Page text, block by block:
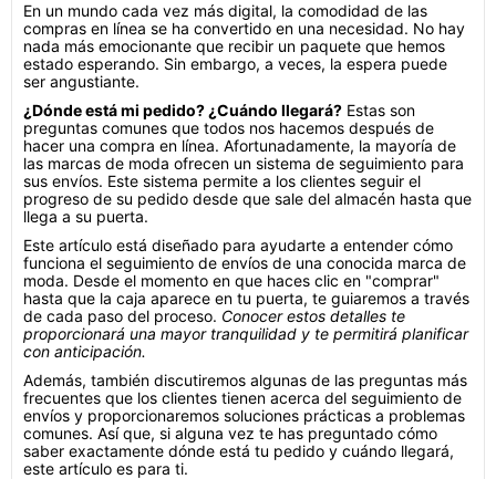
En un mundo cada vez más digital, la comodidad de las
compras en línea se ha convertido en una necesidad. No hay
nada más emocionante que recibir un paquete que hemos
estado esperando. Sin embargo, a veces, la espera puede
ser angustiante.
¿Dónde está mi pedido? ¿Cuándo llegará? Estas son
preguntas comunes que todos nos hacemos después de
hacer una compra en línea. Afortunadamente, la mayoría de
las marcas de moda ofrecen un sistema de seguimiento para
sus envíos. Este sistema permite a los clientes seguir el
progreso de su pedido desde que sale del almacén hasta que
llega a su puerta.
Este artículo está diseñado para ayudarte a entender cómo
funciona el seguimiento de envíos de una conocida marca de
moda. Desde el momento en que haces clic en "comprar"
hasta que la caja aparece en tu puerta, te guiaremos a través
de cada paso del proceso. Conocer estos detalles te
proporcionará una mayor tranquilidad y te permitirá planificar
con anticipación.
Además, también discutiremos algunas de las preguntas más
frecuentes que los clientes tienen acerca del seguimiento de
envíos y proporcionaremos soluciones prácticas a problemas
comunes. Así que, si alguna vez te has preguntado cómo
saber exactamente dónde está tu pedido y cuándo llegará,
este artículo es para ti.